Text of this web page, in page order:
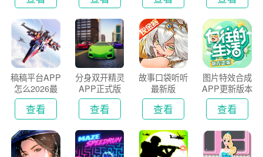
稿稿平台APP
怎么2026最
新版
查看
分身双开精灵
APP正式版
查看
故事口袋听听
最新版
查看
图片特效合成
APP更新版本
2026
查看